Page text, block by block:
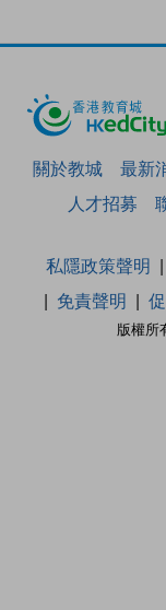
關於教城 最新
人才招募
版權所
私隱政策聲明
免責聲明